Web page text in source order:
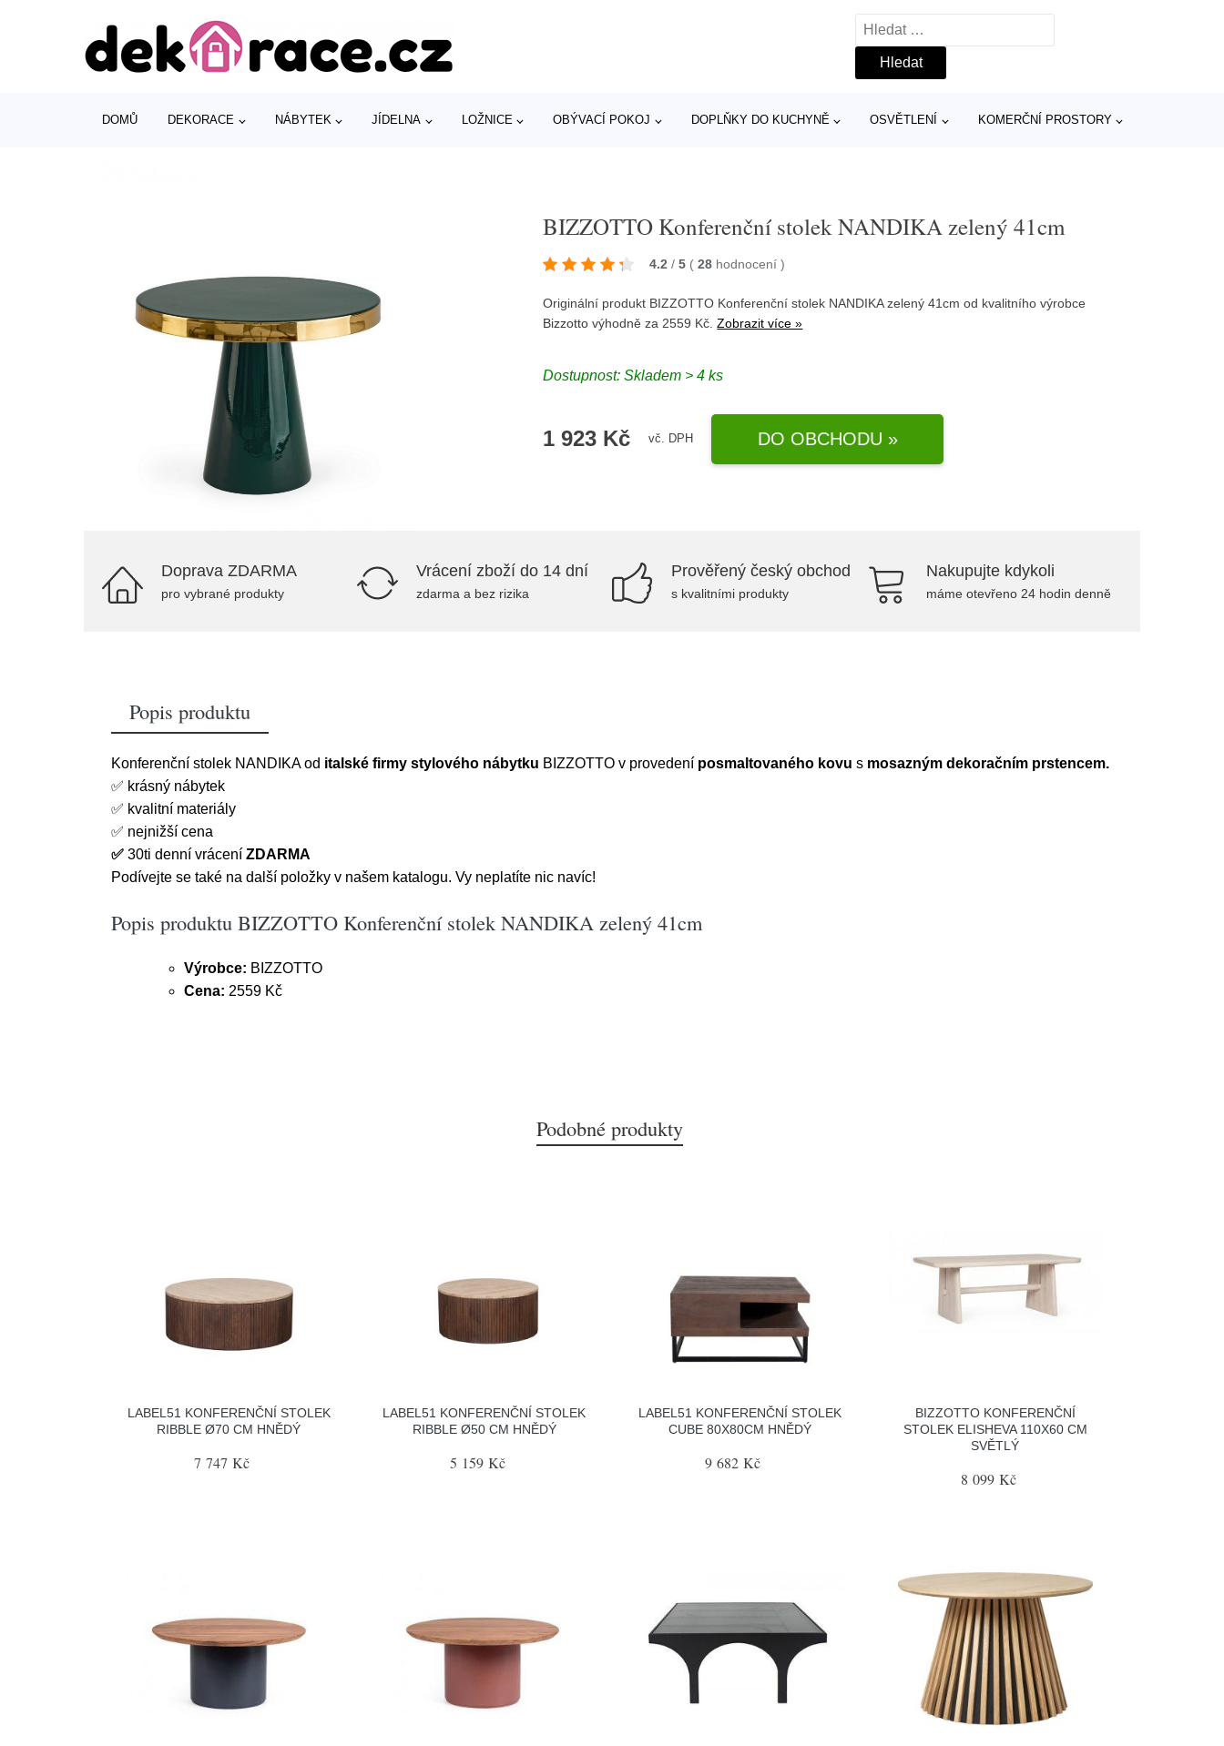
Vyhledávání
DOMŮ DEKORACE NÁBYTEK JÍDELNA LOŽNICE OBÝVACÍ POKOJ DOPLŇKY DO KUCHYNĚ OSVĚTLENÍ KOMERČNÍ PROSTORY
BIZZOTTO Konferenční stolek NANDIKA zelený 41cm
4.2 / 5 ( 28 hodnocení)
Originální produkt BIZZOTTO Konferenční stolek NANDIKA zelený 41cm od kvalitního výrobce
Bizzotto výhodně za 2559 Kč.Zobrazit více »
Dostupnost: Skladem > 4 ks
1 923 Kč vč. DPH DO OBCHODU »
Doprava ZDARMA
pro vybrané produkty
Vrácení zboží do 14 dní
zdarma a bez rizika
Prověřený český obchod
s kvalitními produkty
Nakupujte kdykoli
máme otevřeno 24 hodin denně
Popis produktu
Konferenční stolek NANDIKA od italské firmy stylového nábytku BIZZOTTO v provedení posmaltovaného kovu s mosazným dekoračním prstencem.
✅ krásný nábytek
✅ kvalitní materiály
✅ nejnižší cena
✅ 30ti denní vrácení ZDARMA
Podívejte se také na další položky v našem katalogu. Vy neplatíte nic navíc!
Popis produktu BIZZOTTO Konferenční stolek NANDIKA zelený 41cm
Výrobce: BIZZOTTO
Cena: 2559 Kč
Podobné produkty
LABEL51 KONFERENČNÍ STOLEK
RIBBLE Ø70 CM HNĚDÝ
7 747 Kč
LABEL51 KONFERENČNÍ STOLEK
RIBBLE Ø50 CM HNĚDÝ
5 159 Kč
LABEL51 KONFERENČNÍ STOLEK
CUBE 80X80CM HNĚDÝ
9 682 Kč
BIZZOTTO KONFERENČNÍ
STOLEK ELISHEVA 110X60 CM
SVĚTLÝ
8 099 Kč